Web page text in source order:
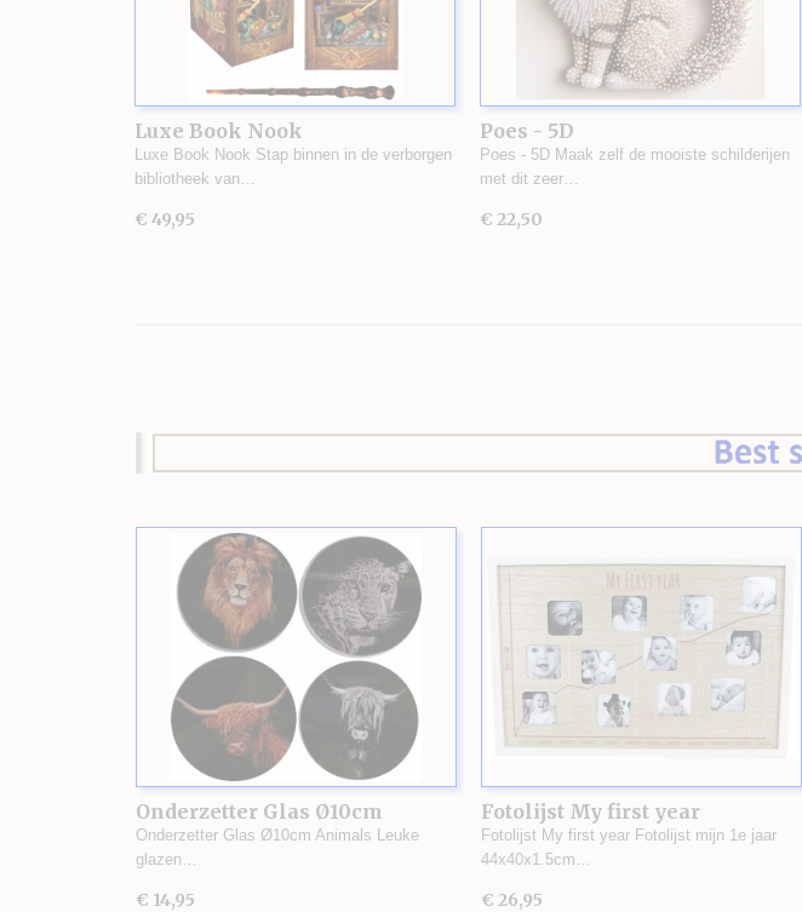
Luxe Book Nook
Luxe Book Nook Stap binnen in de verborgen
bibliotheek van…
€ 49,95
Poes - 5D
Poes - 5D Maak zelf de mooiste schilderijen
met dit zeer…
€ 22,50
Onderzetter Glas Ø10cm
Animals
Onderzetter Glas Ø10cm Animals Leuke
glazen…
€ 14,95
Fotolijst My first year
Fotolijst My first year Fotolijst mijn 1e jaar
44x40x1.5cm…
€ 26,95